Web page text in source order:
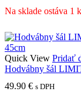
Na sklade ostáva 1
Quick View Pridať
Hodvábny šál
49.90 € s DPH